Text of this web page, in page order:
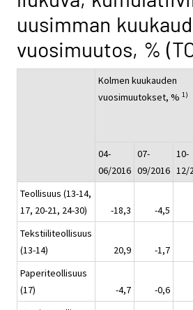
uusimman
vuosimuutos, %
Kolmen kuukauden
vuosimuutokset, % 1)
04-
06/2016
07-
09/2016
10-
12/
Teollisuus (13-14,
17, 20-21, 24-30)
-18,3 -4,5
Tekstiiliteollisuus
(13-14)
20,9 -1,7
Paperiteollisuus
(17)
-4,7 -0,6